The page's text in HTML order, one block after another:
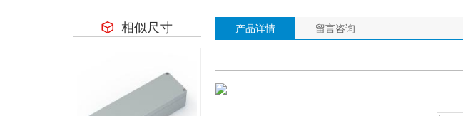
相似尺寸 产品详情 留言咨询